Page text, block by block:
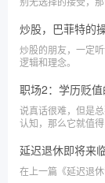
炒股，巴菲特的
炒股的朋友，一定
逻辑和理念。
职场2：学历贬值
说真话很难，但是
认知，那么它就值得
延迟退休即将来
在上一篇《延迟退